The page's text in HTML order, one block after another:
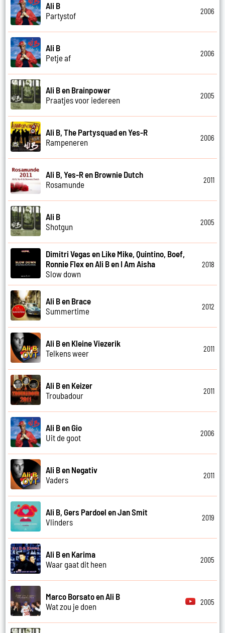
Ali B
Partystof
2006
Ali B
Petje af
2006
Ali B en Brainpower
Praatjes voor iedereen
2005
Ali B, The Partysquad en Yes-R
Rampeneren
2006
Ali B, Yes-R en Brownie Dutch
Rosamunde
2011
Ali B
Shotgun
2005
Dimitri Vegas en Like Mike, Quintino, Boef,
Ronnie Flex en Ali B en I Am Aisha
Slow down
2018
Ali B en Brace
Summertime
2012
Ali B en Kleine Viezerik
Telkens weer
2011
Ali B en Keizer
Troubadour
2011
Ali B en Gio
Uit de goot
2006
Ali B en Negativ
Vaders
2011
Ali B, Gers Pardoel en Jan Smit
Vlinders
2019
Ali B en Karima
Waar gaat dit heen
2005
Marco Borsato en Ali B
Wat zou je doen
2005